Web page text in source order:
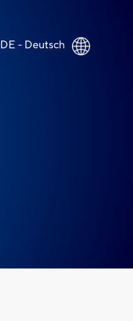
DE - Deutsch